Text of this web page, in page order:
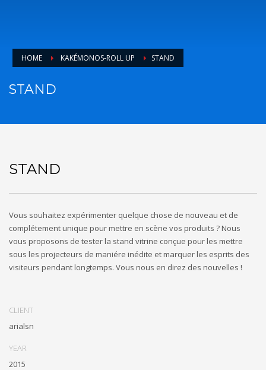
HOME KAKÉMONOS-ROLL UP STAND
STAND
STAND
Vous souhaitez expérimenter quelque chose de nouveau et de
complétement unique pour mettre en scène vos produits ? Nous
vous proposons de tester la stand vitrine conçue pour les mettre
sous les projecteurs de maniére inédite et marquer les esprits des
visiteurs pendant longtemps. Vous nous en direz des nouvelles !
CLIENT
arialsn
YEAR
2015